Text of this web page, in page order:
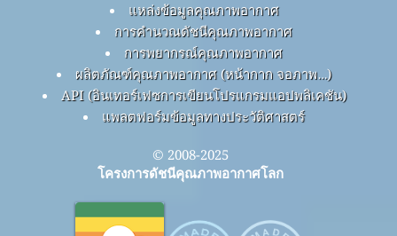
แหล่งข้อมูลคุณภาพอากาศ
การคำนวณดัชนีคุณภาพอากาศ
การพยากรณ์คุณภาพอากาศ
ผลิตภัณฑ์คุณภาพอากาศ (หน้ากาก จอภาพ…)
API (อินเทอร์เฟซการเขียนโปรแกรมแอปพลิเคชัน)
แพลตฟอร์มข้อมูลทางประวัติศาสตร์
© 2008-2025
โครงการดัชนีคุณภาพอากาศโลก